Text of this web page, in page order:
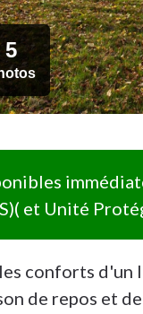
5
et Unité
conforts d'un
de repos et